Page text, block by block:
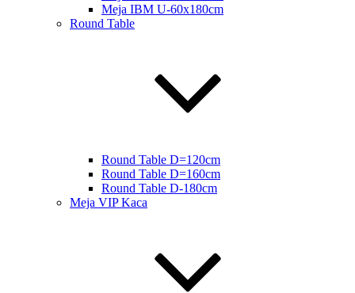
Meja IBM U-60x180cm
Round Table
Round Table D=120cm
Round Table D=160cm
Round Table D-180cm
Meja VIP Kaca